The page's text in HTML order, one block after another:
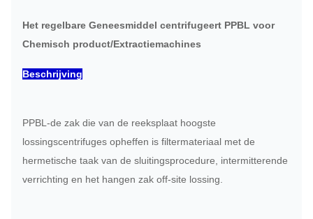
Het regelbare Geneesmiddel centrifugeert PPBL voor
Chemisch product/Extractiemachines
Beschrijving
PPBL-de zak die van de reeksplaat hoogste
lossingscentrifuges opheffen is filtermateriaal met de
hermetische taak van de sluitingsprocedure, intermitterende
verrichting en het hangen zak off-site lossing.